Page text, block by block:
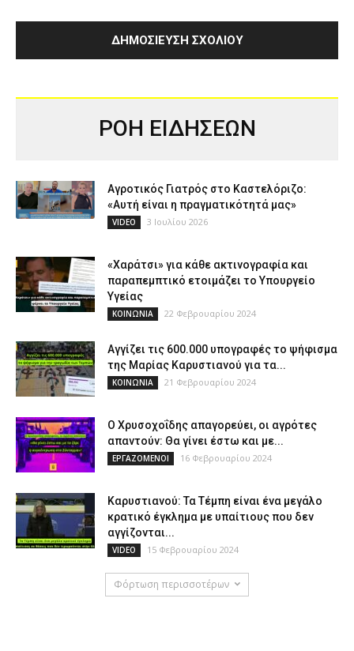
ΡΟΗ ΕΙΔΗΣΕΩΝ
Αγροτικός Γιατρός στο Καστελόριζο:
«Αυτή είναι η πραγματικότητά μας»
VIDEO 3 Ιουλίου 2026
«Χαράτσι» για κάθε ακτινογραφία και
παραπεμπτικό ετοιμάζει το Υπουργείο
Υγείας
ΚΟΙΝΩΝΙΑ 22 Φεβρουαρίου 2024
Αγγίζει τις 600.000 υπογραφές το ψήφισμα
της Μαρίας Καρυστιανού για τα...
ΚΟΙΝΩΝΙΑ 21 Φεβρουαρίου 2024
Ο Χρυσοχοΐδης απαγορεύει, οι αγρότες
απαντούν: Θα γίνει έστω και με...
ΕΡΓΑΖΟΜΕΝΟΙ 16 Φεβρουαρίου 2024
Καρυστιανού: Τα Τέμπη είναι ένα μεγάλο
κρατικό έγκλημα με υπαίτιους που δεν
αγγίζονται...
VIDEO 15 Φεβρουαρίου 2024
Φόρτωση περισσοτέρων